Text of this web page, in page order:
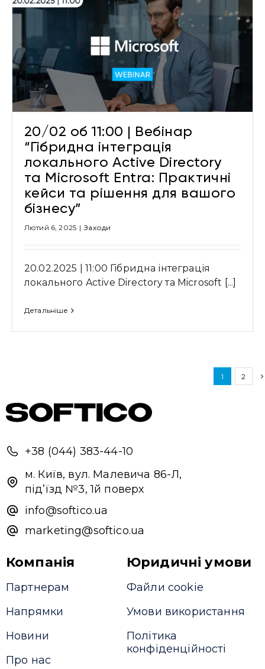
20/02 об 11:00 | Вебінар
“Гібридна інтеграція
локального Active Directory
та Microsoft Entra: Практичні
кейси та рішення для вашого
бізнесу”
Лютий 6, 2025 | Заходи
20.02.2025 | 11:00 Гібридна інтеграція
локального Active Directory та Microsoft [...]
Детальніше
1 2
+38 (044) 383-44-10
м. Київ, вул. Малевича 86-Л,
під’їзд №3, 1й поверх
info@softico.ua
marketing@softico.ua
Компанія
Партнерам
Напрямки
Новини
Про нас
Юридичні умови
Файли cookie
Умови використання
Політика
конфіденційності